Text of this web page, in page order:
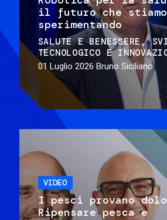
il futuro che stiamo
sperimentando
SALUTE E BENESSERE
TECNOLOGICO E
01 Luglio 2026 Bruno Siciliano
VIDEO
I pesci provano
Ripensare pesca e